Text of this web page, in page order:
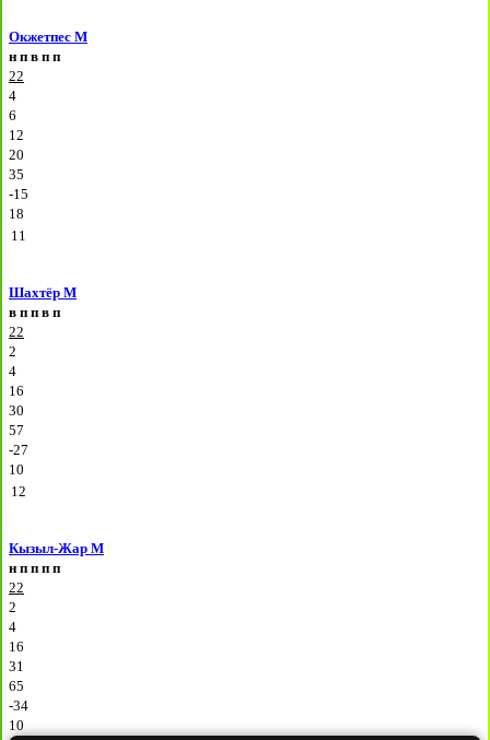
Окжетпес М
н п в п п
22
4
6
12
20
35
-15
18
11
Шахтёр М
в п п в п
22
2
4
16
30
57
-27
10
12
Кызыл-Жар М
н п п п п
22
2
4
16
31
65
-34
10